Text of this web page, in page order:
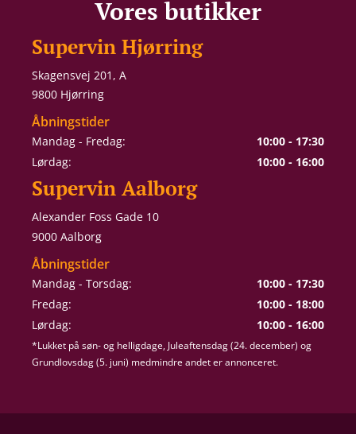
Vores butikker
Supervin Hjørring
Skagensvej 201, A
9800 Hjørring
Åbningstider
Mandag - Fredag:
10:00 - 17:30
Lørdag:
10:00 - 16:00
Supervin Aalborg
Alexander Foss Gade 10
9000 Aalborg
Åbningstider
Mandag - Torsdag:
10:00 - 17:30
Fredag:
10:00 - 18:00
Lørdag:
10:00 - 16:00
*Lukket på søn- og helligdage, Juleaftensdag (24. december) og
Grundlovsdag (5. juni) medmindre andet er annonceret.